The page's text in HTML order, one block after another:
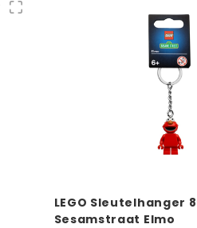
LEGO Sleutelhanger
Sesamstraat Elmo